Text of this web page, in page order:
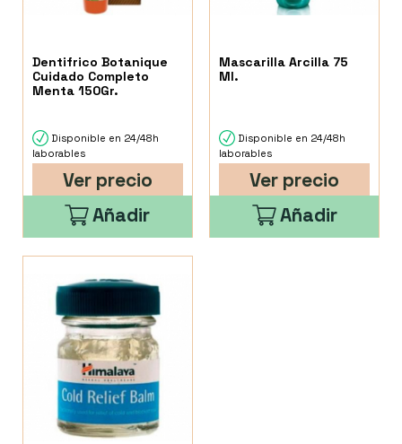
Dentifrico Botanique
Cuidado Completo
Menta 150Gr.
Disponible en 24/48h
laborables
Ver precio
Añadir
Mascarilla Arcilla 75
Ml.
Disponible en 24/48h
laborables
Ver precio
Añadir